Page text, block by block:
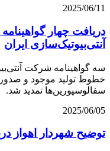
2025/06/11
آنتی‌بیوتیک‌سازی ایران
سه گواهینامه شرکت
خطوط تولید موجود و صدور
سفالوسپورین‌ها تمدید شد.
2025/06/05
توضیح شهردار